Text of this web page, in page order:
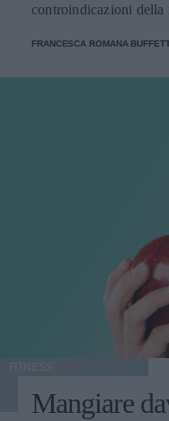
controindicazioni della
FRANCESCA ROMANA
Mangiare